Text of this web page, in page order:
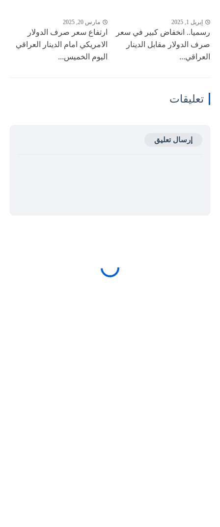
إبريل 1, 2025
رسميا.. انخفاض كبير في سعر
صرف الدولار مقابل الدينار
العراقي...
مارس 20, 2025
ارتفاع سعر صرف الدولار
الامريكي امام الدينار العراقي
اليوم الخميس...
تعليقات
إرسال تعليق